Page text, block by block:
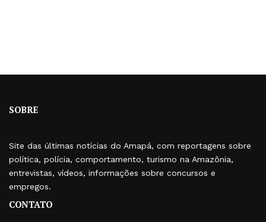
SOBRE
Site das últimas notícias do Amapá, com reportagens sobre
política, polícia, comportamento, turismo na Amazônia,
entrevistas, vídeos, informações sobre concursos e
empregos.
CONTATO